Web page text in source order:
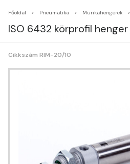
Főoldal Pneumatika Munkahengerek
ISO 6432 körprofil
Cikkszám RIM-20/10